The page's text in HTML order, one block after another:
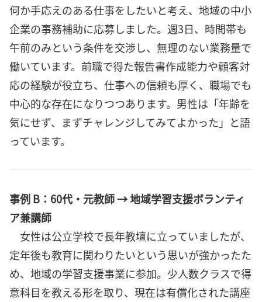
何か手応えのある仕事をしたいと考え、地域の中小
企業の事務補助に応募しました。週3日、時間帯も
午前のみという条件を交渉し、無理のない業務量で
働いています。前職で得た報告書作成能力や顧客対
応の経験が役立ち、仕事への信頼も厚く、職場でも
中心的な存在になりつつあります。男性は「年齢を
気にせず、まずチャレンジしてみてよかった」と語
っています。
事例 B：60代・元教師 → 地域学習支援ボランティ
ア兼講師
女性は公立学校で長年教壇に立っていましたが、
定年後も教育に関わりたいという思いが強かったた
め、地域の学習支援事業に参加。少人数クラスで得
意科目を教える形を取り、現在は有償化された講座